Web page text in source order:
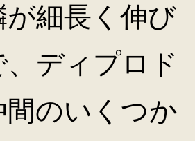
が細長く伸び
ディプロド
間のいくつか